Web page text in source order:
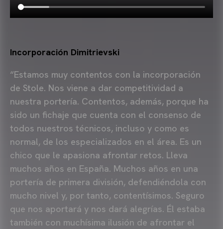
Incorporación Dimitrievski
“Estamos muy contentos con la incorporación
de Stole. Nos viene a dar competitividad a
nuestra portería. Contentos, además, porque ha
sido un fichaje que cuenta con el consenso de
todos nuestros técnicos, incluso y como es
normal, de los especializados en el área. Es un
chico que le apasiona afrontar retos. Lleva
muchos años en España. Muchos años en una
portería de primera división, defendiéndola con
mucho nivel y, por tanto, contentísimos. Seguro
que nos aportará y nos dará alegrías. Él estaba
también con muchísima ilusión de afrontar el